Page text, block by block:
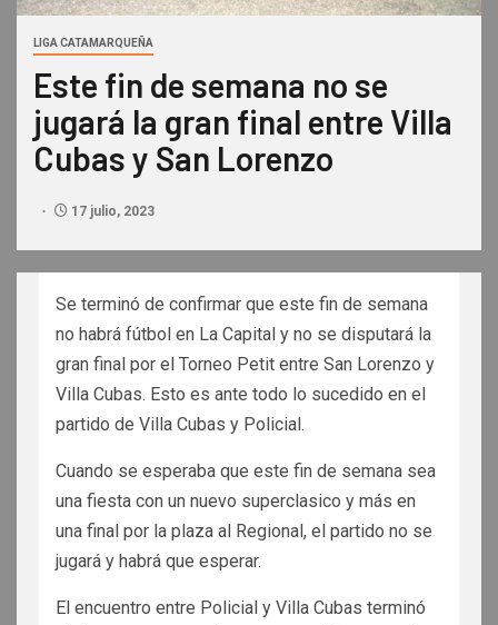
LIGA CATAMARQUEÑA
Este fin de semana no se
jugará la gran final entre Villa
Cubas y San Lorenzo
17 julio, 2023
Se terminó de confirmar que este fin de semana
no habrá fútbol en La Capital y no se disputará la
gran final por el Torneo Petit entre San Lorenzo y
Villa Cubas. Esto es ante todo lo sucedido en el
partido de Villa Cubas y Policial.
Cuando se esperaba que este fin de semana sea
una fiesta con un nuevo superclasico y más en
una final por la plaza al Regional, el partido no se
jugará y habrá que esperar.
El encuentro entre Policial y Villa Cubas terminó